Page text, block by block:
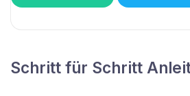
Schritt für Schritt